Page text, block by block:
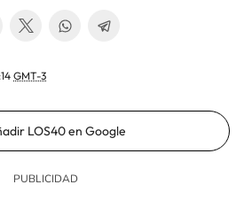
GMT-3
LOS40 en Google